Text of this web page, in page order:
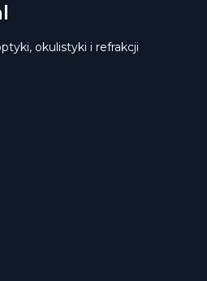
okulistyki i refrakcji